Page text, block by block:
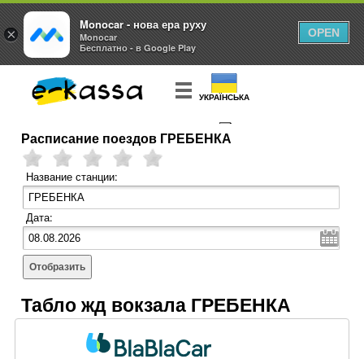
УКРАЇНСЬКА
КУПИТЬ
Расписание поездов ГРЕБЕНКА
Название станции:
Дата:
Отобразить
Табло жд вокзала ГРЕБЕНКА
×
Monocar - нова ера руху
Monocar
Бесплатно - в Google Play
OPEN